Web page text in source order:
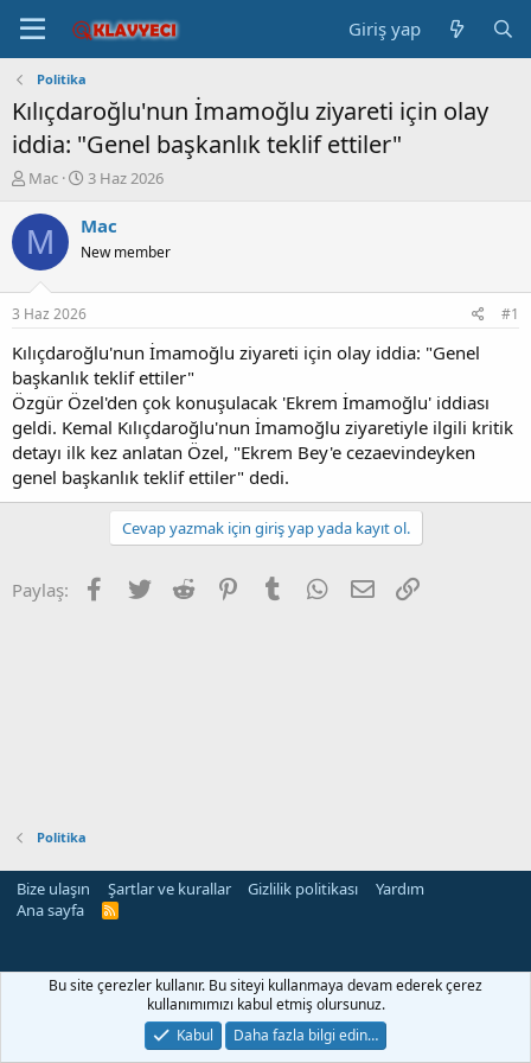
Giriş yap
Politika
Kılıçdaroğlu'nun İmamoğlu ziyareti için olay
iddia: "Genel başkanlık teklif ettiler"
K
n
b
u
u
b
a
l
a
t
a
n
Mac
B
ş
a
ç
t
a
r
i
h
i
3 Haz 2026
M Mac
New member
3 Haz 2026 #1
Kılıçdaroğlu'nun İmamoğlu ziyareti için olay iddia: "Genel
başkanlık teklif ettiler"
Özgür Özel'den çok konuşulacak 'Ekrem İmamoğlu' iddiası
geldi. Kemal Kılıçdaroğlu'nun İmamoğlu ziyaretiyle ilgili kritik
detayı ilk kez anlatan Özel, "Ekrem Bey'e cezaevindeyken
genel başkanlık teklif ettiler" dedi.
Cevap yazmak için giriş yap yada kayıt ol.
Paylaş: Facebook
Twitter Reddit PinterestTumblr WhatsApp
E-posta
Politika
Bize ulaşın Şartlar ve kurallar Gizlilik politikası
Yardım
Ana sayfa
R
Bu site çerezler kullanır. Bu siteyi kullanmaya devam ederek çerez
kullanımımızı kabul etmiş olursunuz.
Kabul
Daha fazla bilgi edin…